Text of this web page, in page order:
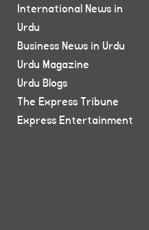
International News in
Urdu
Business News in Urdu
Urdu Magazine
Urdu Blogs
The Express Tribune
Express Entertainment